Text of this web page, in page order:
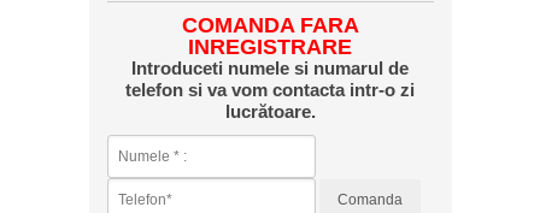
COMANDA FARA
INREGISTRARE
Introduceti numele si numarul de
telefon si va vom contacta intr-o zi
lucrătoare.
Comanda